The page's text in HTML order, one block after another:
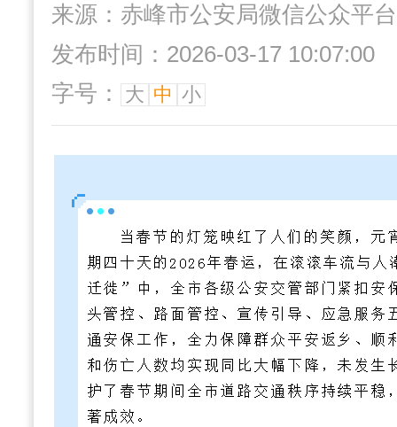
来源：赤峰市公安局微信公众平台
发布时间：2026-03-17 10:07:00
字号：
大 中 小